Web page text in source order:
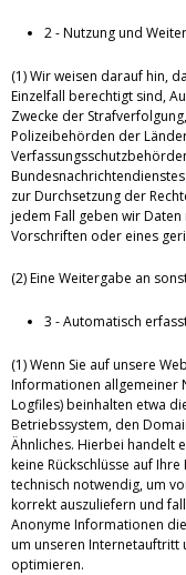
2 - Nutzung und
(1) Wir weisen darauf hin,
Einzelfall berechtigt sind,
Zwecke der
Polizeibehörden der
zur Durchsetzung der
jedem Fall geben wir
Vorschriften oder eines
(2) Eine Weitergabe an
3 - Automatisch
(1) Wenn Sie auf unsere
Informationen allgemeiner
Logfiles) beinhalten etwa
Betriebssystem, den
Ähnliches. Hierbei handelt
keine Rückschlüsse auf
technisch notwendig, um
korrekt auszuliefern und
Anonyme Informationen
um unseren Internetauftritt
optimieren.